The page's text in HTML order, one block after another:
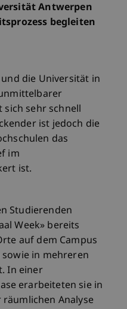
Antwerpen
begleiten
die Universität in
sich sehr schnell
ist jedoch die
das
im
ist.
Studierenden
Week» bereits
auf dem Campus
in mehreren
In einer
erarbeiteten sie in
Analyse